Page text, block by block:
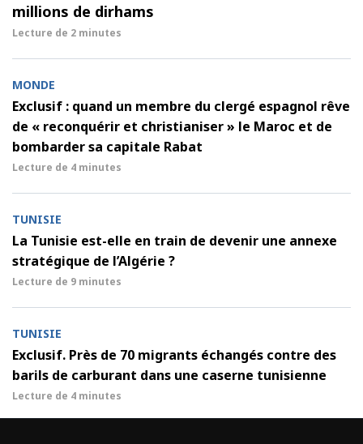
millions de dirhams
Lecture de 2 minutes
MONDE
Exclusif : quand un membre du clergé espagnol rêve
de « reconquérir et christianiser » le Maroc et de
bombarder sa capitale Rabat
Lecture de 4 minutes
TUNISIE
La Tunisie est-elle en train de devenir une annexe
stratégique de l’Algérie ?
Lecture de 9 minutes
TUNISIE
Exclusif. Près de 70 migrants échangés contre des
barils de carburant dans une caserne tunisienne
Lecture de 4 minutes